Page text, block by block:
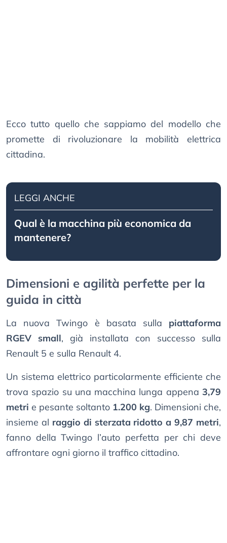
Ecco tutto quello che sappiamo del modello che
promette di rivoluzionare la mobilità elettrica
cittadina.
LEGGI ANCHE
Qual è la macchina più economica da
mantenere?
Dimensioni e agilità perfette per la
guida in città
La nuova Twingo è basata sulla piattaforma
RGEV small, già installata con successo sulla
Renault 5 e sulla Renault 4.
Un sistema elettrico particolarmente efficiente che
trova spazio su una macchina lunga appena 3,79
metri e pesante soltanto 1.200 kg. Dimensioni che,
insieme al raggio di sterzata ridotto a 9,87 metri,
fanno della Twingo l’auto perfetta per chi deve
affrontare ogni giorno il traffico cittadino.